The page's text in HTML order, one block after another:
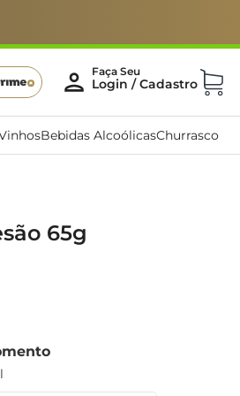
Bebidas AlcoólicasChurrasco
65g